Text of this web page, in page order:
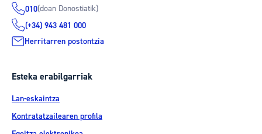
010(doan Donostiatik)
(+34) 943 481 000
Herritarren postontzia
Esteka erabilgarriak
Lan-eskaintza
Kontratatzailearen profila